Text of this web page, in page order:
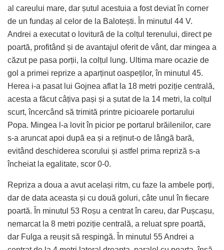
al careului mare, dar șutul acestuia a fost deviat în corner
de un fundaș al celor de la Balotești. În minutul 44 V.
Andrei a executat o lovitură de la colțul terenului, direct pe
poartă, profitând și de avantajul oferit de vânt, dar mingea a
căzut pe pasa porții, la colțul lung. Ultima mare ocazie de
gol a primei reprize a aparținut oaspeților, în minutul 45.
Herea i-a pasat lui Gojnea aflat la 18 metri poziție centrală,
acesta a făcut câțiva pași și a șutat de la 14 metri, la colțul
scurt, încercând să trimită printre picioarele portarului
Popa. Mingea l-a lovit în picior pe portarul brăilenilor, care
s-a aruncat apoi după ea și a reținut-o de lângă bară,
evitând deschiderea scorului și astfel prima repriză s-a
încheiat la egalitate, scor 0-0.
Repriza a doua a avut același ritm, cu faze la ambele porți,
dar de data aceasta și cu două goluri, câte unul în fiecare
poartă. În minutul 53 Roșu a centrat în careu, dar Pușcașu,
nemarcat la 8 metri poziție centrală, a reluat spre poartă,
dar Fulga a reușit să respingă. În minutul 55 Andrei a